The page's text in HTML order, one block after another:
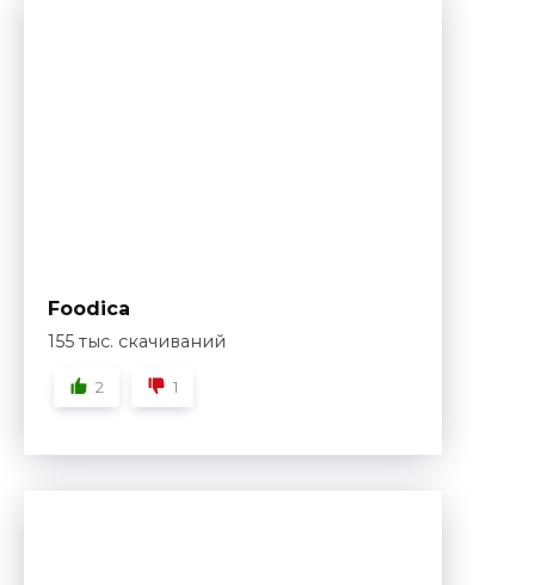
Foodica
155 тыс. скачиваний
2 1